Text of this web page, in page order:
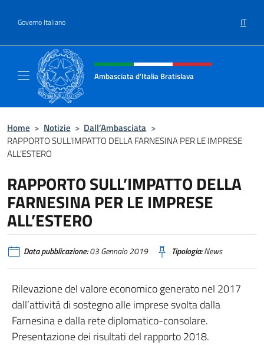
Governo Italiano IT
Intestazione sito, social e menù
Ambasciata d'Italia Bratislava
Home > Notizie > Dall’Ambasciata >
RAPPORTO SULL’IMPATTO DELLA FARNESINA PER LE IMPRESE
ALL’ESTERO
RAPPORTO SULL’IMPATTO DELLA
FARNESINA PER LE IMPRESE
ALL’ESTERO
Data pubblicazione:03 Gennaio 2019 Tipologia:News
Rilevazione del valore economico generato nel 2017
dall’attività di sostegno alle imprese svolta dalla
Farnesina e dalla rete diplomatico-consolare.
Presentazione dei risultati del rapporto 2018.